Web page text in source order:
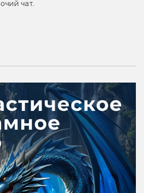
чат.